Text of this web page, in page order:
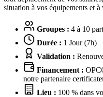
situation à vos équipements et à
Groupes : 4 à 10
Durée : 1 Jour (7h)
Validation :
Financement :
notre partenaire
Lieu : 100 % dans